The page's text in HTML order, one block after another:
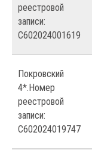
реестровой
записи:
С602024001619
Покровский
4*.Номер
реестровой
записи:
С602024019747